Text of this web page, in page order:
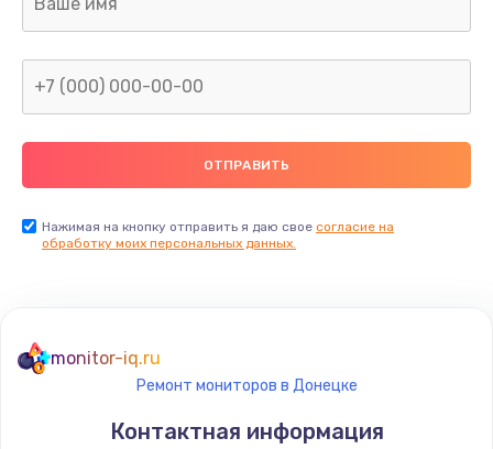
2600 руб.
Замена видеочипа
Ремонт разъема питания
745 руб.
Заказать
Нажимая на кнопку отправить я даю свое согласие на
обработку моих персональных данных.
monitor-iq.ru
Ремонт мониторов в Донецке
Контактная информация